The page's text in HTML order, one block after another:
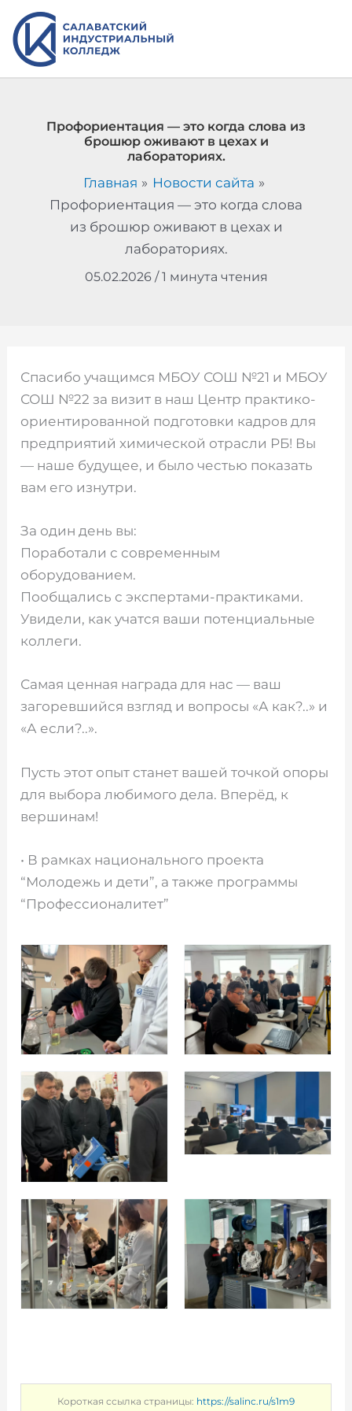
Перейти
содержимому
Профориентация — это когда слова из
брошюр оживают в цехах и
лабораториях.
Главная
Новости сайта
Профориентация — это когда слова
из брошюр оживают в цехах и
лабораториях.
05.02.2026 /1 минута чтения
Спасибо учащимся МБОУ СОШ №21 и МБОУ
СОШ №22 за визит в наш Центр практико-
ориентированной подготовки кадров для
предприятий химической отрасли РБ! Вы
— наше будущее, и было честью показать
вам его изнутри.
За один день вы:
Поработали с современным
оборудованием.
Пообщались с экспертами-практиками.
Увидели, как учатся ваши потенциальные
коллеги.
Самая ценная награда для нас — ваш
загоревшийся взгляд и вопросы «А как?..» и
«А если?..».
️Пусть этот опыт станет вашей точкой опоры
для выбора любимого дела. Вперёд, к
вершинам!
• В рамках национального проекта
“Молодежь и дети”, а также программы
“Профессионалитет”
Короткая ссылка страницы: https://salinc.ru/s1m9